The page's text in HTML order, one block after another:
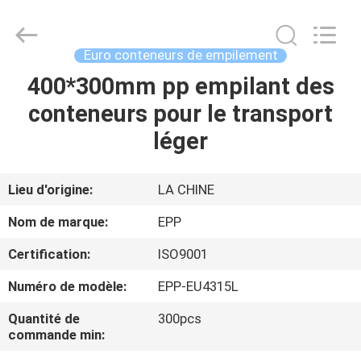
ACCUEIL
A
PROPOS
DE
VISITE
Handing
ECER
Euro conteneurs de empilement
400*300mm pp empilant des
conteneurs pour le transport
léger
Lieu d'origine:
LA CHINE
Nom de marque:
EPP
Certification:
ISO9001
Numéro de modèle:
EPP-EU4315L
Quantité de
commande min:
300pcs